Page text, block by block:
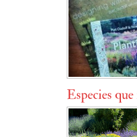
Especies